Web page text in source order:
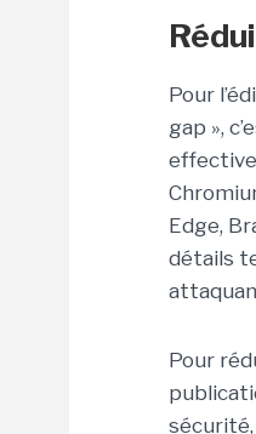
Pour
gap »,
Edge,
détails
Pour